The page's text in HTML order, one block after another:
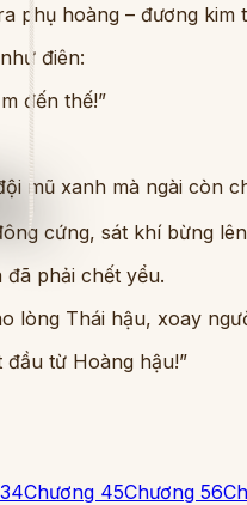
phụ hoàng – đương
điên:
đến thế!”
mũ xanh mà ngài
cứng, sát khí bừng
phải chết yểu.
lòng Thái hậu, xoay
từ Hoàng hậu!”
4Chương 45Chương 56